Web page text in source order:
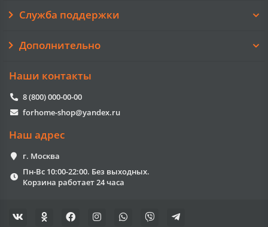
Служба поддержки
Дополнительно
Наши контакты
8 (800) 000-00-00
forhome-shop@yandex.ru
Наш адрес
г. Москва
Пн-Вс 10:00-22:00. Без выходных.
Корзина работает 24 часа